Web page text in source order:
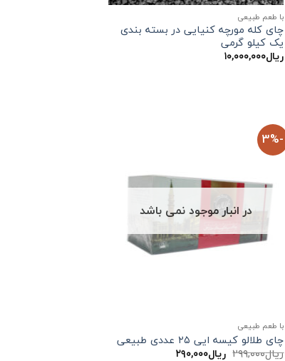
با طعم طبیعی
چای کله مورچه کنیایی در بسته بندی
یک کیلو گرمی
ریال۱۰,۰۰۰,۰۰۰
-3%
در انبار موجود نمی باشد
با طعم طبیعی
چای طلالو کیسه ایی ۲۵ عددی طبیعی
ریال۲۹۹,۰۰۰ قیمت
ریال۲۹۰,۰۰۰قیمت